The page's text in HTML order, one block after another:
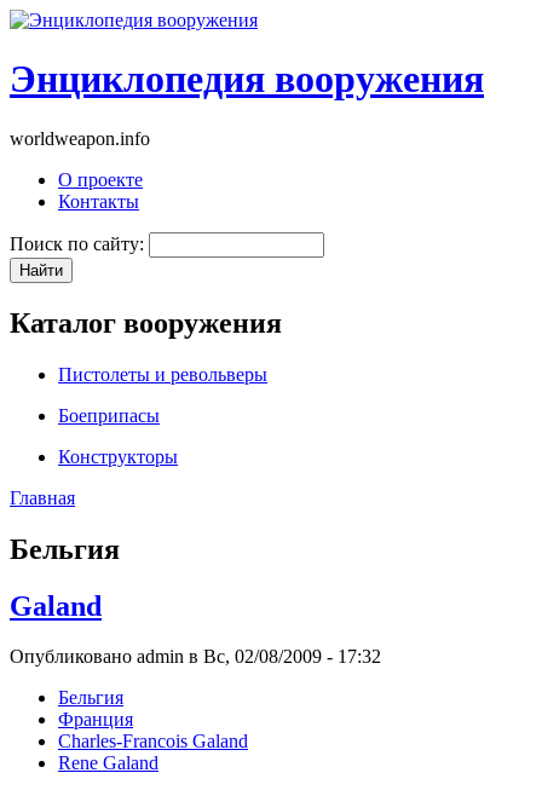
Энциклопедия вооружения
worldweapon.info
О проекте
Контакты
Поиск по сайту:
Каталог вооружения
Пистолеты и револьверы
Боеприпасы
Конструкторы
Главная
Бельгия
Galand
Опубликовано admin в Вс, 02/08/2009 - 17:32
Бельгия
Франция
Charles-Franсois Galand
Rene Galand